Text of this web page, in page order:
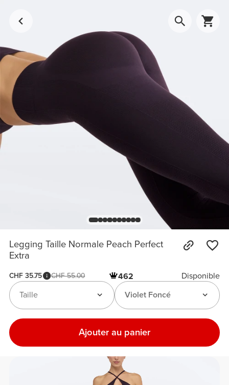
Legging Taille Normale Peach Perfect
Extra
CHF 35.75 CHF 55.00 462
Disponible
Violet Foncé
Taille
Ajouter au panier